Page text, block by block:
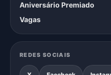
Aniversário Premiado
Vagas
REDES SOCIAIS